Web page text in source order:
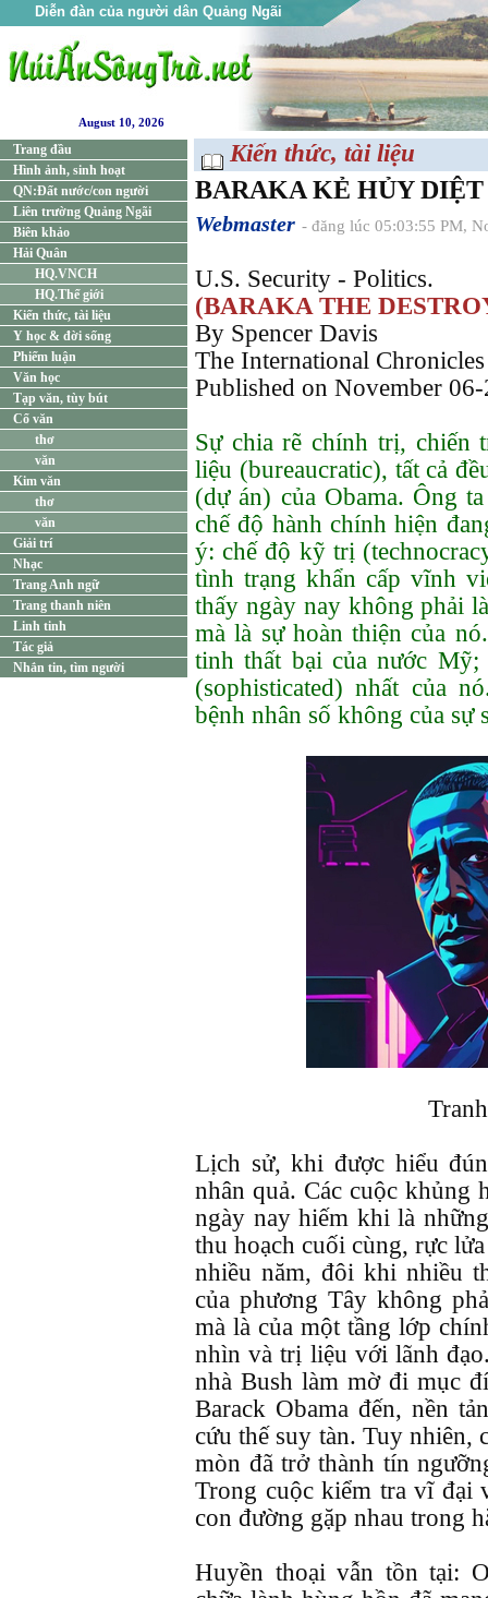
Diễn đàn của người dân Quảng Ngãi
August 10, 2026
Trang đầu
Hình ảnh, sinh hoạt
QN:Đất nước/con người
Liên trường Quảng Ngãi
Biên khảo
Hải Quân
HQ.VNCH
HQ.Thế giới
Kiến thức, tài liệu
Y học & đời sống
Phiếm luận
Văn học
Tạp văn, tùy bút
Cổ văn
thơ
văn
Kim văn
thơ
văn
Giải trí
Nhạc
Trang Anh ngữ
Trang thanh niên
Linh tinh
Tác giả
Nhắn tin, tìm người
Kiến thức, tài liệu
BARAKA KẺ HỦY DIỆT
Webmaster - đăng lúc 05:03:55 PM,
U.S. Security - Politics.
(BARAKA THE
By Spencer Davis
The International Chronicles
Published on November
Sự chia rẽ chính trị, chiến
liệu (bureaucratic), tất cả
(dự án) của Obama. Ông
chế độ hành chính hiện
ý: chế độ kỹ trị
tình trạng khẩn cấp vĩnh
thấy ngày nay không phải
mà là sự hoàn thiện của
tinh thất bại của nước
(sophisticated) nhất của
bệnh nhân số không của sự
Lịch sử, khi được hiểu
nhân quả. Các cuộc khủng
ngày nay hiếm khi là
thu hoạch cuối cùng, rực
nhiều năm, đôi khi nhiều
của phương Tây không
mà là của một tầng lớp
nhìn và trị liệu với lãnh
nhà Bush làm mờ đi mục
Barack Obama đến, nền
cứu thế suy tàn. Tuy nhiên,
mòn đã trở thành tín
Trong cuộc kiểm tra vĩ đại
con đường gặp nhau trong
Huyền thoại vẫn tồn tại: